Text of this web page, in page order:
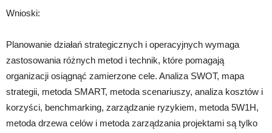
Wnioski:
Planowanie działań strategicznych i operacyjnych wymaga
zastosowania różnych metod i technik, które pomagają
organizacji osiągnąć zamierzone cele. Analiza SWOT, mapa
strategii, metoda SMART, metoda scenariuszy, analiza kosztów i
korzyści, benchmarking, zarządzanie ryzykiem, metoda 5W1H,
metoda drzewa celów i metoda zarządzania projektami są tylko